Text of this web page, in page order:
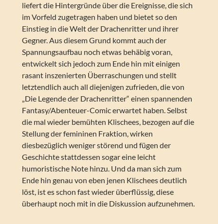
liefert die Hintergründe über die Ereignisse, die sich
im Vorfeld zugetragen haben und bietet so den
Einstieg in die Welt der Drachenritter und ihrer
Gegner. Aus diesem Grund kommt auch der
Spannungsaufbau noch etwas behäbig voran,
entwickelt sich jedoch zum Ende hin mit einigen
rasant inszenierten Überraschungen und stellt
letztendlich auch all diejenigen zufrieden, die von
„Die Legende der Drachenritter“ einen spannenden
Fantasy/Abenteuer-Comic erwartet haben. Selbst
die mal wieder bemühten Klischees, bezogen auf die
Stellung der femininen Fraktion, wirken
diesbezüglich weniger störend und fügen der
Geschichte stattdessen sogar eine leicht
humoristische Note hinzu. Und da man sich zum
Ende hin genau von eben jenen Klischees deutlich
löst, ist es schon fast wieder überflüssig, diese
überhaupt noch mit in die Diskussion aufzunehmen.